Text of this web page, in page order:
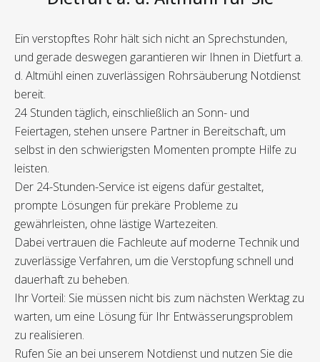
Ein verstopftes Rohr hält sich nicht an Sprechstunden,
und gerade deswegen garantieren wir Ihnen in Dietfurt a.
d. Altmühl einen zuverlässigen Rohrsäuberung Notdienst
bereit.
24 Stunden täglich, einschließlich an Sonn- und
Feiertagen, stehen unsere Partner in Bereitschaft, um
selbst in den schwierigsten Momenten prompte Hilfe zu
leisten.
Der 24-Stunden-Service ist eigens dafür gestaltet,
prompte Lösungen für prekäre Probleme zu
gewährleisten, ohne lästige Wartezeiten.
Dabei vertrauen die Fachleute auf moderne Technik und
zuverlässige Verfahren, um die Verstopfung schnell und
dauerhaft zu beheben.
Ihr Vorteil: Sie müssen nicht bis zum nächsten Werktag zu
warten, um eine Lösung für Ihr Entwässerungsproblem
zu realisieren.
Rufen Sie an bei unserem Notdienst und nutzen Sie die